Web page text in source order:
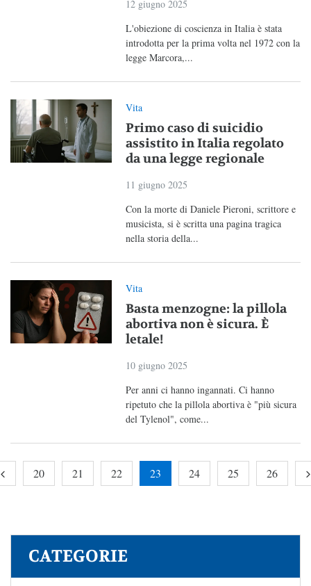
12 giugno 2025
L'obiezione di coscienza in Italia è stata
introdotta per la prima volta nel 1972 con la
legge Marcora,...
Vita
Primo caso di suicidio
assistito in Italia regolato
da una legge regionale
11 giugno 2025
Con la morte di Daniele Pieroni, scrittore e
musicista, si è scritta una pagina tragica
nella storia della...
Vita
Basta menzogne: la pillola
abortiva non è sicura. È
letale!
10 giugno 2025
Per anni ci hanno ingannati. Ci hanno
ripetuto che la pillola abortiva è "più sicura
del Tylenol", come...
20 21 22 23 24 25 26
CATEGORIE